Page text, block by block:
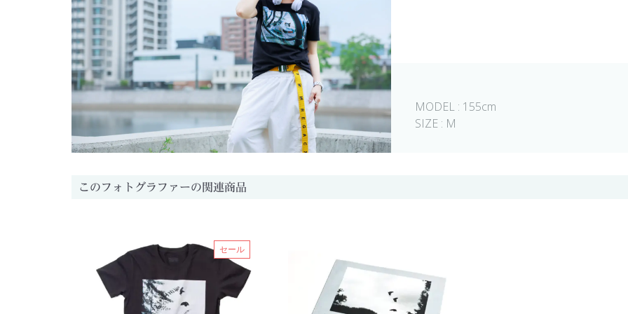
MODEL : 155cm
SIZE : M
このフォトグラファーの関連商品
セール